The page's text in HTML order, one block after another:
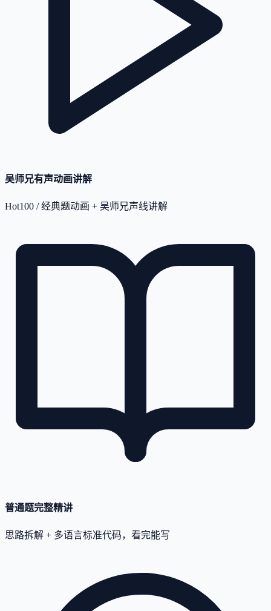
吴师兄有声动画讲解
Hot100 / 经典题动画 + 吴师兄声线讲解
普通题完整精讲
思路拆解 + 多语言标准代码，看完能写